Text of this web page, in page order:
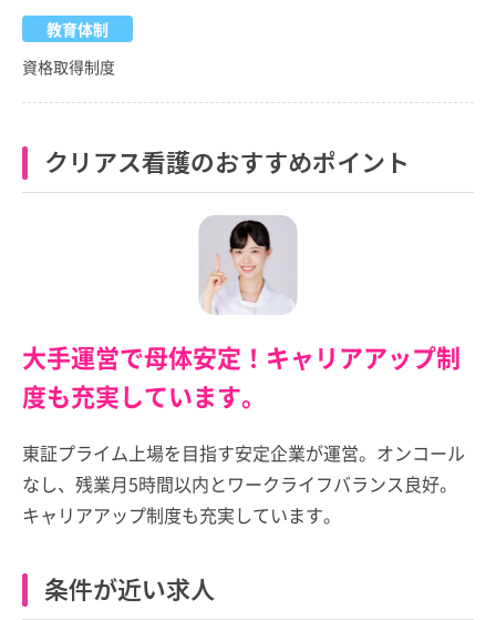
教育体制
資格取得制度
クリアス看護のおすすめポイント
大手運営で母体安定！キャリアアップ制
度も充実しています。
東証プライム上場を目指す安定企業が運営。オンコール
なし、残業月5時間以内とワークライフバランス良好。
キャリアアップ制度も充実しています。
条件が近い求人